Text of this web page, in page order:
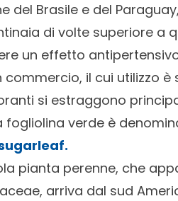
del Brasile e del
di volte superiore a
un effetto
il cui utilizzo
si estraggono
fogliolina verde è
pianta perenne, che
arriva dal sud